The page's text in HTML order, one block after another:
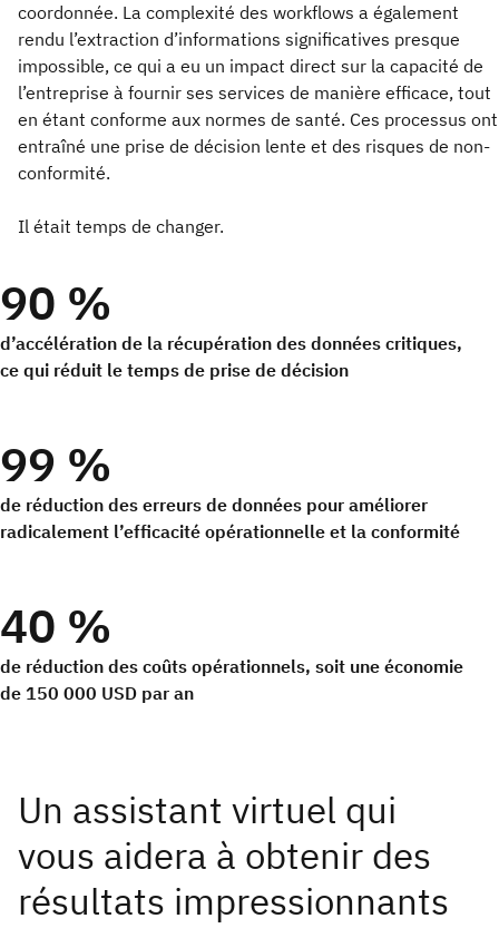
coordonnée. La complexité des workflows a également
rendu l’extraction d’informations significatives presque
impossible, ce qui a eu un impact direct sur la capacité de
l’entreprise à fournir ses services de manière efficace, tout
en étant conforme aux normes de santé. Ces processus ont
entraîné une prise de décision lente et des risques de non-
conformité.
Il était temps de changer.
90 %
d’accélération de la récupération des données critiques,
ce qui réduit le temps de prise de décision
99 %
de réduction des erreurs de données pour améliorer
radicalement l’efficacité opérationnelle et la conformité
40 %
de réduction des coûts opérationnels, soit une économie
de 150 000 USD par an